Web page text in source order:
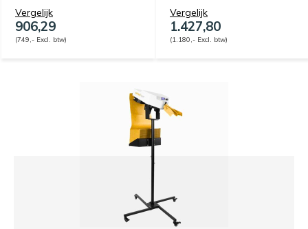
Vergelijk
906,29
(749,- Excl. btw)
Vergelijk
1.427,80
(1.180,- Excl. btw)